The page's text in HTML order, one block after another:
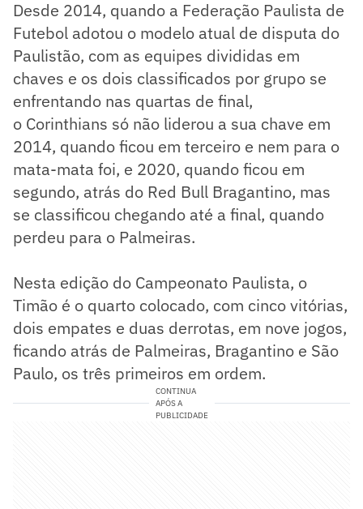
Desde 2014, quando a Federação Paulista de
Futebol adotou o modelo atual de disputa do
Paulistão, com as equipes divididas em
chaves e os dois classificados por grupo se
enfrentando nas quartas de final,
o Corinthians só não liderou a sua chave em
2014, quando ficou em terceiro e nem para o
mata-mata foi, e 2020, quando ficou em
segundo, atrás do Red Bull Bragantino, mas
se classificou chegando até a final, quando
perdeu para o Palmeiras.
Nesta edição do Campeonato Paulista, o
Timão é o quarto colocado, com cinco vitórias,
dois empates e duas derrotas, em nove jogos,
ficando atrás de Palmeiras, Bragantino e São
Paulo, os três primeiros em ordem.
CONTINUA
APÓS A
PUBLICIDADE